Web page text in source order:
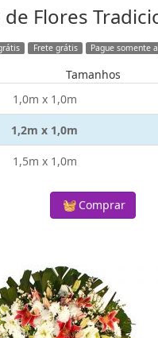
de Flores
Frete grátis Pague somente
Tamanhos
1,0m x 1,0m
1,2m x 1,0m
1,5m x 1,0m
Comprar